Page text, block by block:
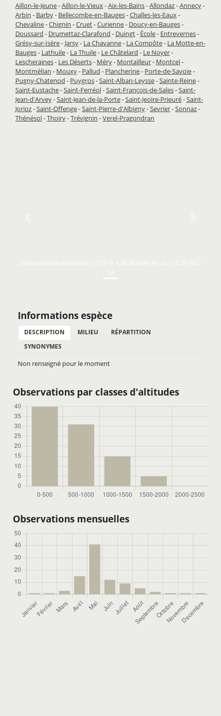
Aillon-le-Jeune-Aillon-le-Vieux-Aix-les-Bains-Allondaz-Annecy-
Arbin - Barby- Bellecombe-en-Bauges-Challes-les-Eaux-
Chevaline-Chignin -Cruet-Curienne- Doucy-en-Bauges-
Doussard - Drumettaz-Clarafond - Duingt- École- Entrevernes-
Grésy-sur-Isère- Jarsy- La Chavanne- La Compôte- La Motte-en-
Bauges- Lathuile- La Thuile- Le Châtelard - Le Noyer-
Lescheraines- Les Déserts- Méry- Montailleur- Montcel-
Montmélian - Mouxy- Pallud - Plancherine- Porte-de-Savoie-
Pugny-Chatenod - Puygros-Saint-Alban-Leysse-Sainte-Reine-
Saint-Eustache-Saint-Ferréol-Saint-François-de-Sales-Saint-
Jean-d'Arvey-Saint-Jean-de-la-Porte-Saint-Jeoire-Prieuré-Saint-
Jorioz-Saint-Offenge-Saint-Pierre-d'Albigny-Sevrier-Sonnaz-
Thénésol-Thoiry-Trévignin -Verel-Pragondran
Informations espèce
DESCRIPTION MILIEU
RÉPARTITION
SYNONYMES
Non renseigné pour le moment
Observations par classes d'altitudes
Observations mensuelles